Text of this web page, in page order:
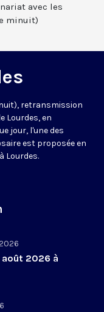
avec les
minuit)
retransmission
Lourdes, en
jour, l'une des
est proposée en
Lourdes.
août 2026 à